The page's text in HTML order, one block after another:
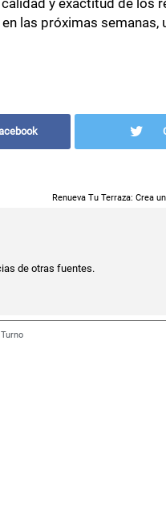
y exactitud de los
las próximas semanas,
Renueva Tu Terraza: Crea
de otras fuentes.
Turno